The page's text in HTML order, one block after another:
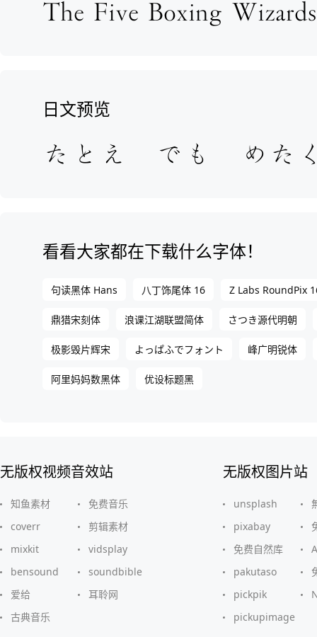
日文预览
看看大家都在下载什么字体！
句读黑体 Hans 八丁饰尾体 16 Z Labs RoundPix
鼎猎宋刻体 浪课江湖联盟简体 さつき源代明朝
极影毁片辉宋 よっぱふでフォント 峰广明锐体
阿里妈妈数黑体 优设标题黑
无版权视频音效站
知鱼素材
免费音乐
coverr
剪辑素材
mixkit
vidsplay
bensound
soundbible
爱给
耳聆网
古典音乐
无版权图片站
unsplash
pixabay
免费自然库
pakutaso
pickpik
pickupimage